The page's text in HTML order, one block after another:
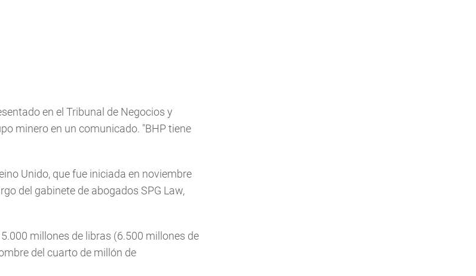
en el Tribunal de Negocios y
minero en un comunicado. "BHP tiene
Unido, que fue iniciada en noviembre
del gabinete de abogados SPG Law,
millones de libras (6.500 millones de
del cuarto de millón de